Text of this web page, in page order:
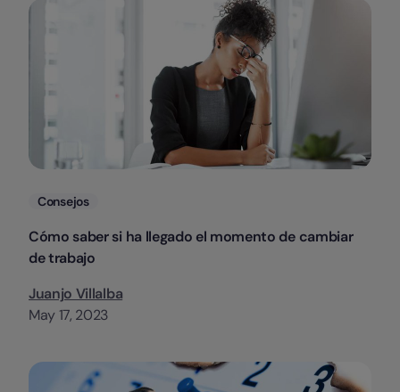
Categorias
Consejos
Cómo saber si ha llegado el momento de cambiar
de trabajo
Juanjo Villalba
May 17, 2023